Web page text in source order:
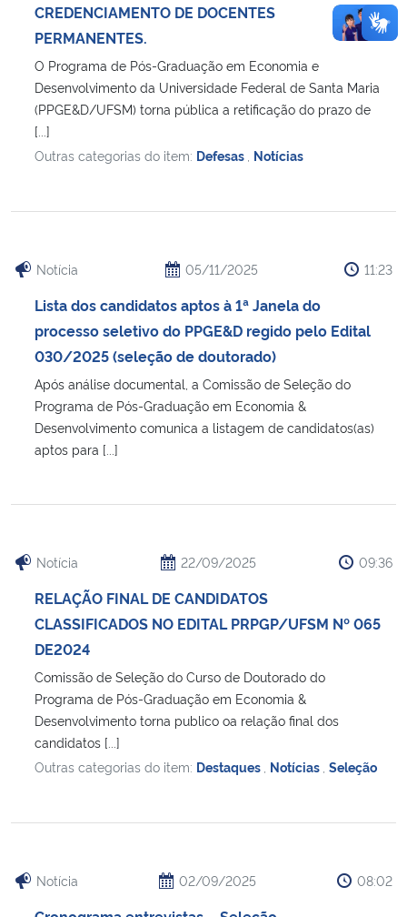
CREDENCIAMENTO DE DOCENTES
PERMANENTES.
O Programa de Pós-Graduação em Economia e
Desenvolvimento da Universidade Federal de Santa Maria
(PPGE&D/UFSM) torna pública a retificação do prazo de
[...]
Outras categorias do item: Defesas Notícias
Notícia 05/11/2025 11:23
Lista dos candidatos aptos à 1ª Janela do
processo seletivo do PPGE&D regido pelo Edital
030/2025 (seleção de doutorado)
Após análise documental, a Comissão de Seleção do
Programa de Pós-Graduação em Economia &
Desenvolvimento comunica a listagem de candidatos(as)
aptos para [...]
Notícia 22/09/2025 09:36
RELAÇÃO FINAL DE CANDIDATOS
CLASSIFICADOS NO EDITAL PRPGP/UFSM Nº 065
DE2024
Comissão de Seleção do Curso de Doutorado do
Programa de Pós-Graduação em Economia &
Desenvolvimento torna publico oa relação final dos
candidatos [...]
Outras categorias do item: Destaques Notícias Seleção
Notícia 02/09/2025 08:02